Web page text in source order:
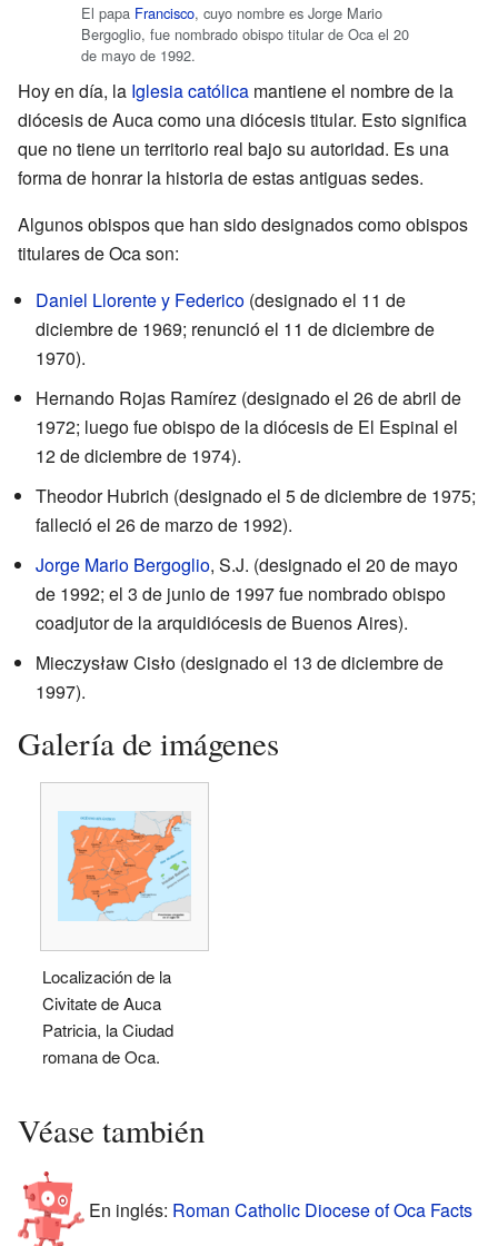
El papa Francisco, cuyo nombre es Jorge Mario
Bergoglio, fue nombrado obispo titular de Oca el 20
de mayo de 1992.
Hoy en día, la Iglesia católica mantiene el nombre de la
diócesis de Auca como una diócesis titular. Esto significa
que no tiene un territorio real bajo su autoridad. Es una
forma de honrar la historia de estas antiguas sedes.
Algunos obispos que han sido designados como obispos
titulares de Oca son:
Daniel Llorente y Federico (designado el 11 de
diciembre de 1969; renunció el 11 de diciembre de
1970).
Hernando Rojas Ramírez (designado el 26 de abril de
1972; luego fue obispo de la diócesis de El Espinal el
12 de diciembre de 1974).
Theodor Hubrich (designado el 5 de diciembre de 1975;
falleció el 26 de marzo de 1992).
Jorge Mario Bergoglio, S.J. (designado el 20 de mayo
de 1992; el 3 de junio de 1997 fue nombrado obispo
coadjutor de la arquidiócesis de Buenos Aires).
Mieczysław Cisło (designado el 13 de diciembre de
1997).
Galería de imágenes
Localización de la
Civitate de Auca
Patricia, la Ciudad
romana de Oca.
Véase también
En inglés: Roman Catholic Diocese of Oca Facts